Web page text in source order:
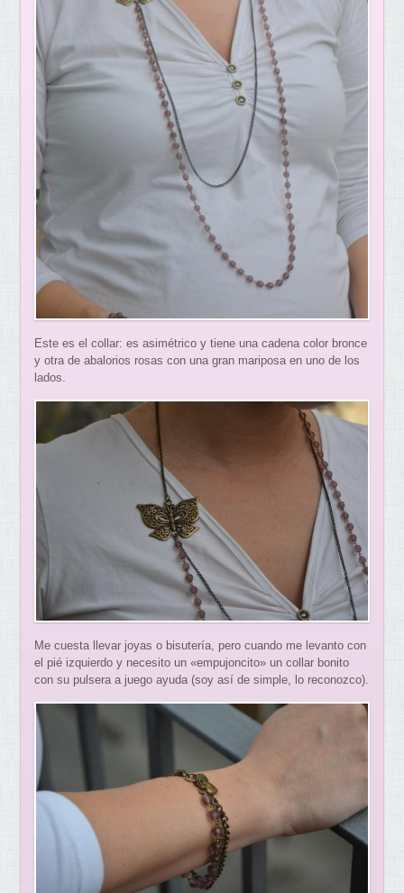
Este es el collar: es asimétrico y tiene una cadena color bronce
y otra de abalorios rosas con una gran mariposa en uno de los
lados.
Me cuesta llevar joyas o bisutería, pero cuando me levanto con
el pié izquierdo y necesito un «empujoncito» un collar bonito
con su pulsera a juego ayuda (soy así de simple, lo reconozco).